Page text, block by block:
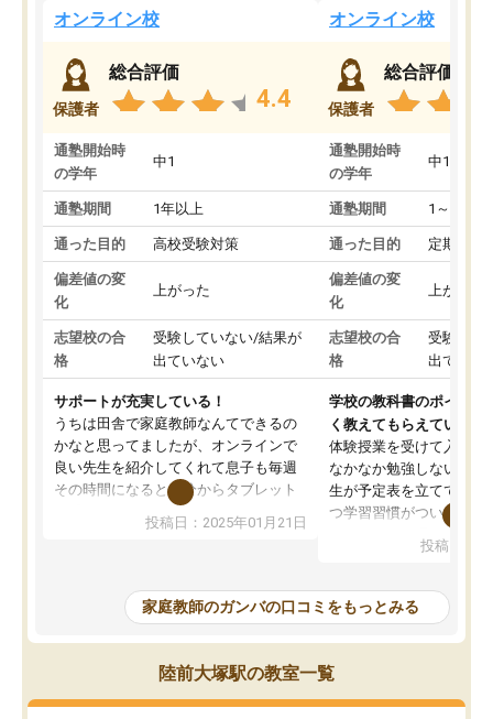
オンライン校
保護者
総合評価
4.4
通塾開始時
の学年
中1
通塾期間 1年以上
通った目的 高校受験対策
偏差値の変
化
上がった
志望校の合
格
受験していない/結果が
出ていない
サポートが充実している！
うちは田舎で家庭教師なんてできるの
かなと思ってましたが、オンラインで
良い先生を紹介してくれて息子も毎週
その時間になると自分からタブレット
を開いてzoomを繋げるようになりまし
た！5科目なんでもOKなのもとても気
めて1年ほどだった今では平均点以上の
科目が増えてきました！あと1年受験ま
であるので無料の週末教室を使用しな
がら頑張って欲しいと思います！
投稿日：2025年01月21日
オンライン校
保護者
総合評価
通塾開始時
の学年
中1
通塾期間 1～3ヵ月
通った目的 定期テス
偏差値の変
化
上がった
志望校の合
格
受験して
出ていな
学校の教科書のポイント
く教えてもらえている
体験授業を受けて入塾し
なかなか勉強しない息子
生が予定表を立ててくれ
つ学習習慣がついてきま
指導が無い日も予定表
問できるのでとても助か
投稿日：
家庭教師のガンバの口コミをもっとみる
陸前大塚駅の教室一覧